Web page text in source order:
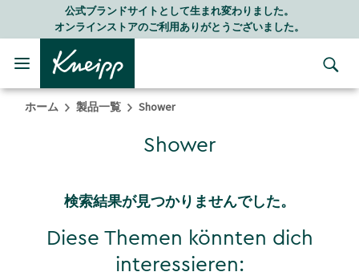
Skip to main content
Skip to footer content公式ブランドサイトとして生まれ変わりました。
オンラインストアのご利用ありがとうございました。
ホーム 製品一覧 Shower
Shower
検索結果が見つかりませんでした。
Diese Themen könnten dich
interessieren: